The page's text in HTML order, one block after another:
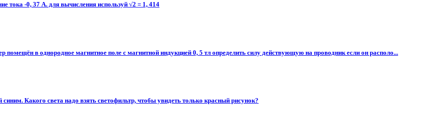
тока -0, 37 А. для вычисления используй √2 = 1, 414​
в однородное магнитное поле с магнитной индукцией 0, 5 тл определить силу действующую на проводник если он располо...
Какого света надо взять светофильтр, чтобы увидеть только красный рисунок?